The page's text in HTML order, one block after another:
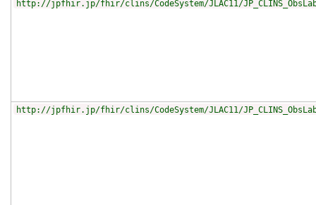
http://jpfhir.jp/fhir/clins/CodeSystem/JLAC11/
http://jpfhir.jp/fhir/clins/CodeSystem/JLAC11/